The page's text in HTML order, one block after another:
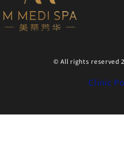
© All rights reserved
Clinic